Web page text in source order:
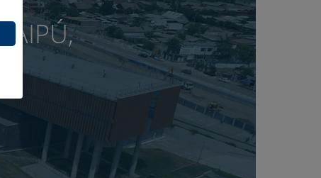
SANTIAGO DE